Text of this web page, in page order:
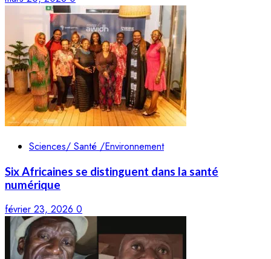
Sciences/ Santé /Environnement
Six Africaines se distinguent dans la santé
numérique
février 23, 2026 0